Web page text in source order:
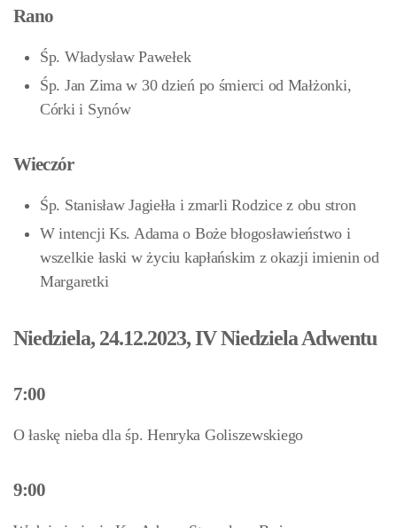
Rano
Śp. Władysław Pawełek
Śp. Jan Zima w 30 dzień po śmierci od Małżonki,
Córki i Synów
Wieczór
Śp. Stanisław Jagiełła i zmarli Rodzice z obu stron
W intencji Ks. Adama o Boże błogosławieństwo i
wszelkie łaski w życiu kapłańskim z okazji imienin od
Margaretki
Niedziela, 24.12.2023, IV Niedziela Adwentu
7:00
O łaskę nieba dla śp. Henryka Goliszewskiego
9:00